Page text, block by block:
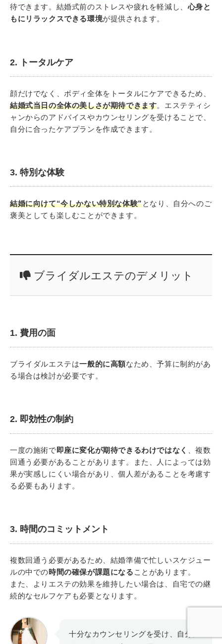
待できます。結婚式前のストレスや疲れを軽減し、心身と
もにリラックスできる環境が提供されます。
2. トータルケア
顔だけでなく、ボディ全体をトータルにケアできるため、
結婚式当日の全体の美しさが期待できます。エステティシ
ャンからのアドバイスやカウンセリングを受けることで、
自分に合ったケアプランを作成できます。
3. 特別な体験
結婚に向けて“今しかない特別な体験”となり、自分へのご
褒美としても楽しむことができます。
ブライダルエステのデメリット
1. 費用の面
ブライダルエステは一般的に高額なため、予算に制約があ
る場合は検討が必要です。
2. 即効性の制約
一度の施術で即座に変化が期待できるわけではなく
、複数
回通う必要があることがあります。また、人によっては効
果が実感しにくい場合があり、個人差があることを考慮す
る必要もあります。
3. 時間のコミットメント
複数回通う必要があるため、結婚準備で忙しいスケジュー
ルの中での時間の確保が課題になる ことがあります。
また、よりエステの効果を維持したい場合は、自宅での継
続的なセルフケアも必要となります。
十分なカウンセリングを受け、自分に